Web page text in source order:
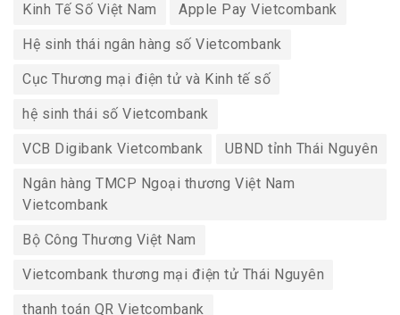
Kinh Tế Số Việt Nam Apple Pay Vietcombank
Hệ sinh thái ngân hàng số Vietcombank
Cục Thương mại điện tử và Kinh tế số
hệ sinh thái số Vietcombank
VCB Digibank Vietcombank UBND tỉnh Thái Nguyên
Ngân hàng TMCP Ngoại thương Việt Nam
Vietcombank
Bộ Công Thương Việt Nam
Vietcombank thương mại điện tử Thái Nguyên
thanh toán QR Vietcombank